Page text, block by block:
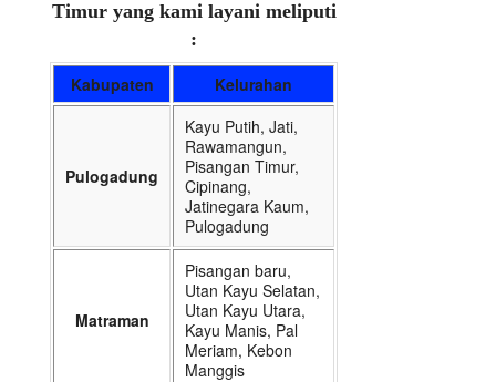
Timur yang kami layani meliputi
:
Kabupaten Kelurahan
Pulogadung
Kayu Putih, Jati,
Rawamangun,
Pisangan Timur,
Cipinang,
Jatinegara Kaum,
Pulogadung
Matraman
Pisangan baru,
Utan Kayu Selatan,
Utan Kayu Utara,
Kayu Manis, Pal
Meriam, Kebon
Manggis